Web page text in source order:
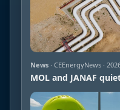
News · CEEnergyNews ·
MOL and JANAF